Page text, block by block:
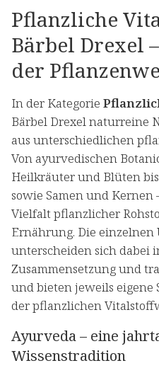
Pflanzliche
Bärbel Drexel
der
In der Kategorie
Bärbel Drexel naturreine
aus unterschiedlichen
Von ayurvedischen
Heilkräuter und Blüten
sowie Samen und Kernen
Vielfalt pflanzlicher
Ernährung. Die
unterscheiden sich dabei
Zusammensetzung und
und bieten jeweils
der pflanzlichen
Ayurveda – eine
Wissenstradition